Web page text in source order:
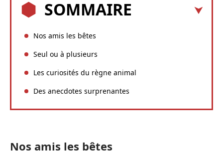
SOMMAIRE
Nos amis les bêtes
Seul ou à plusieurs
Les curiosités du règne animal
Des anecdotes surprenantes
Nos amis les bêtes